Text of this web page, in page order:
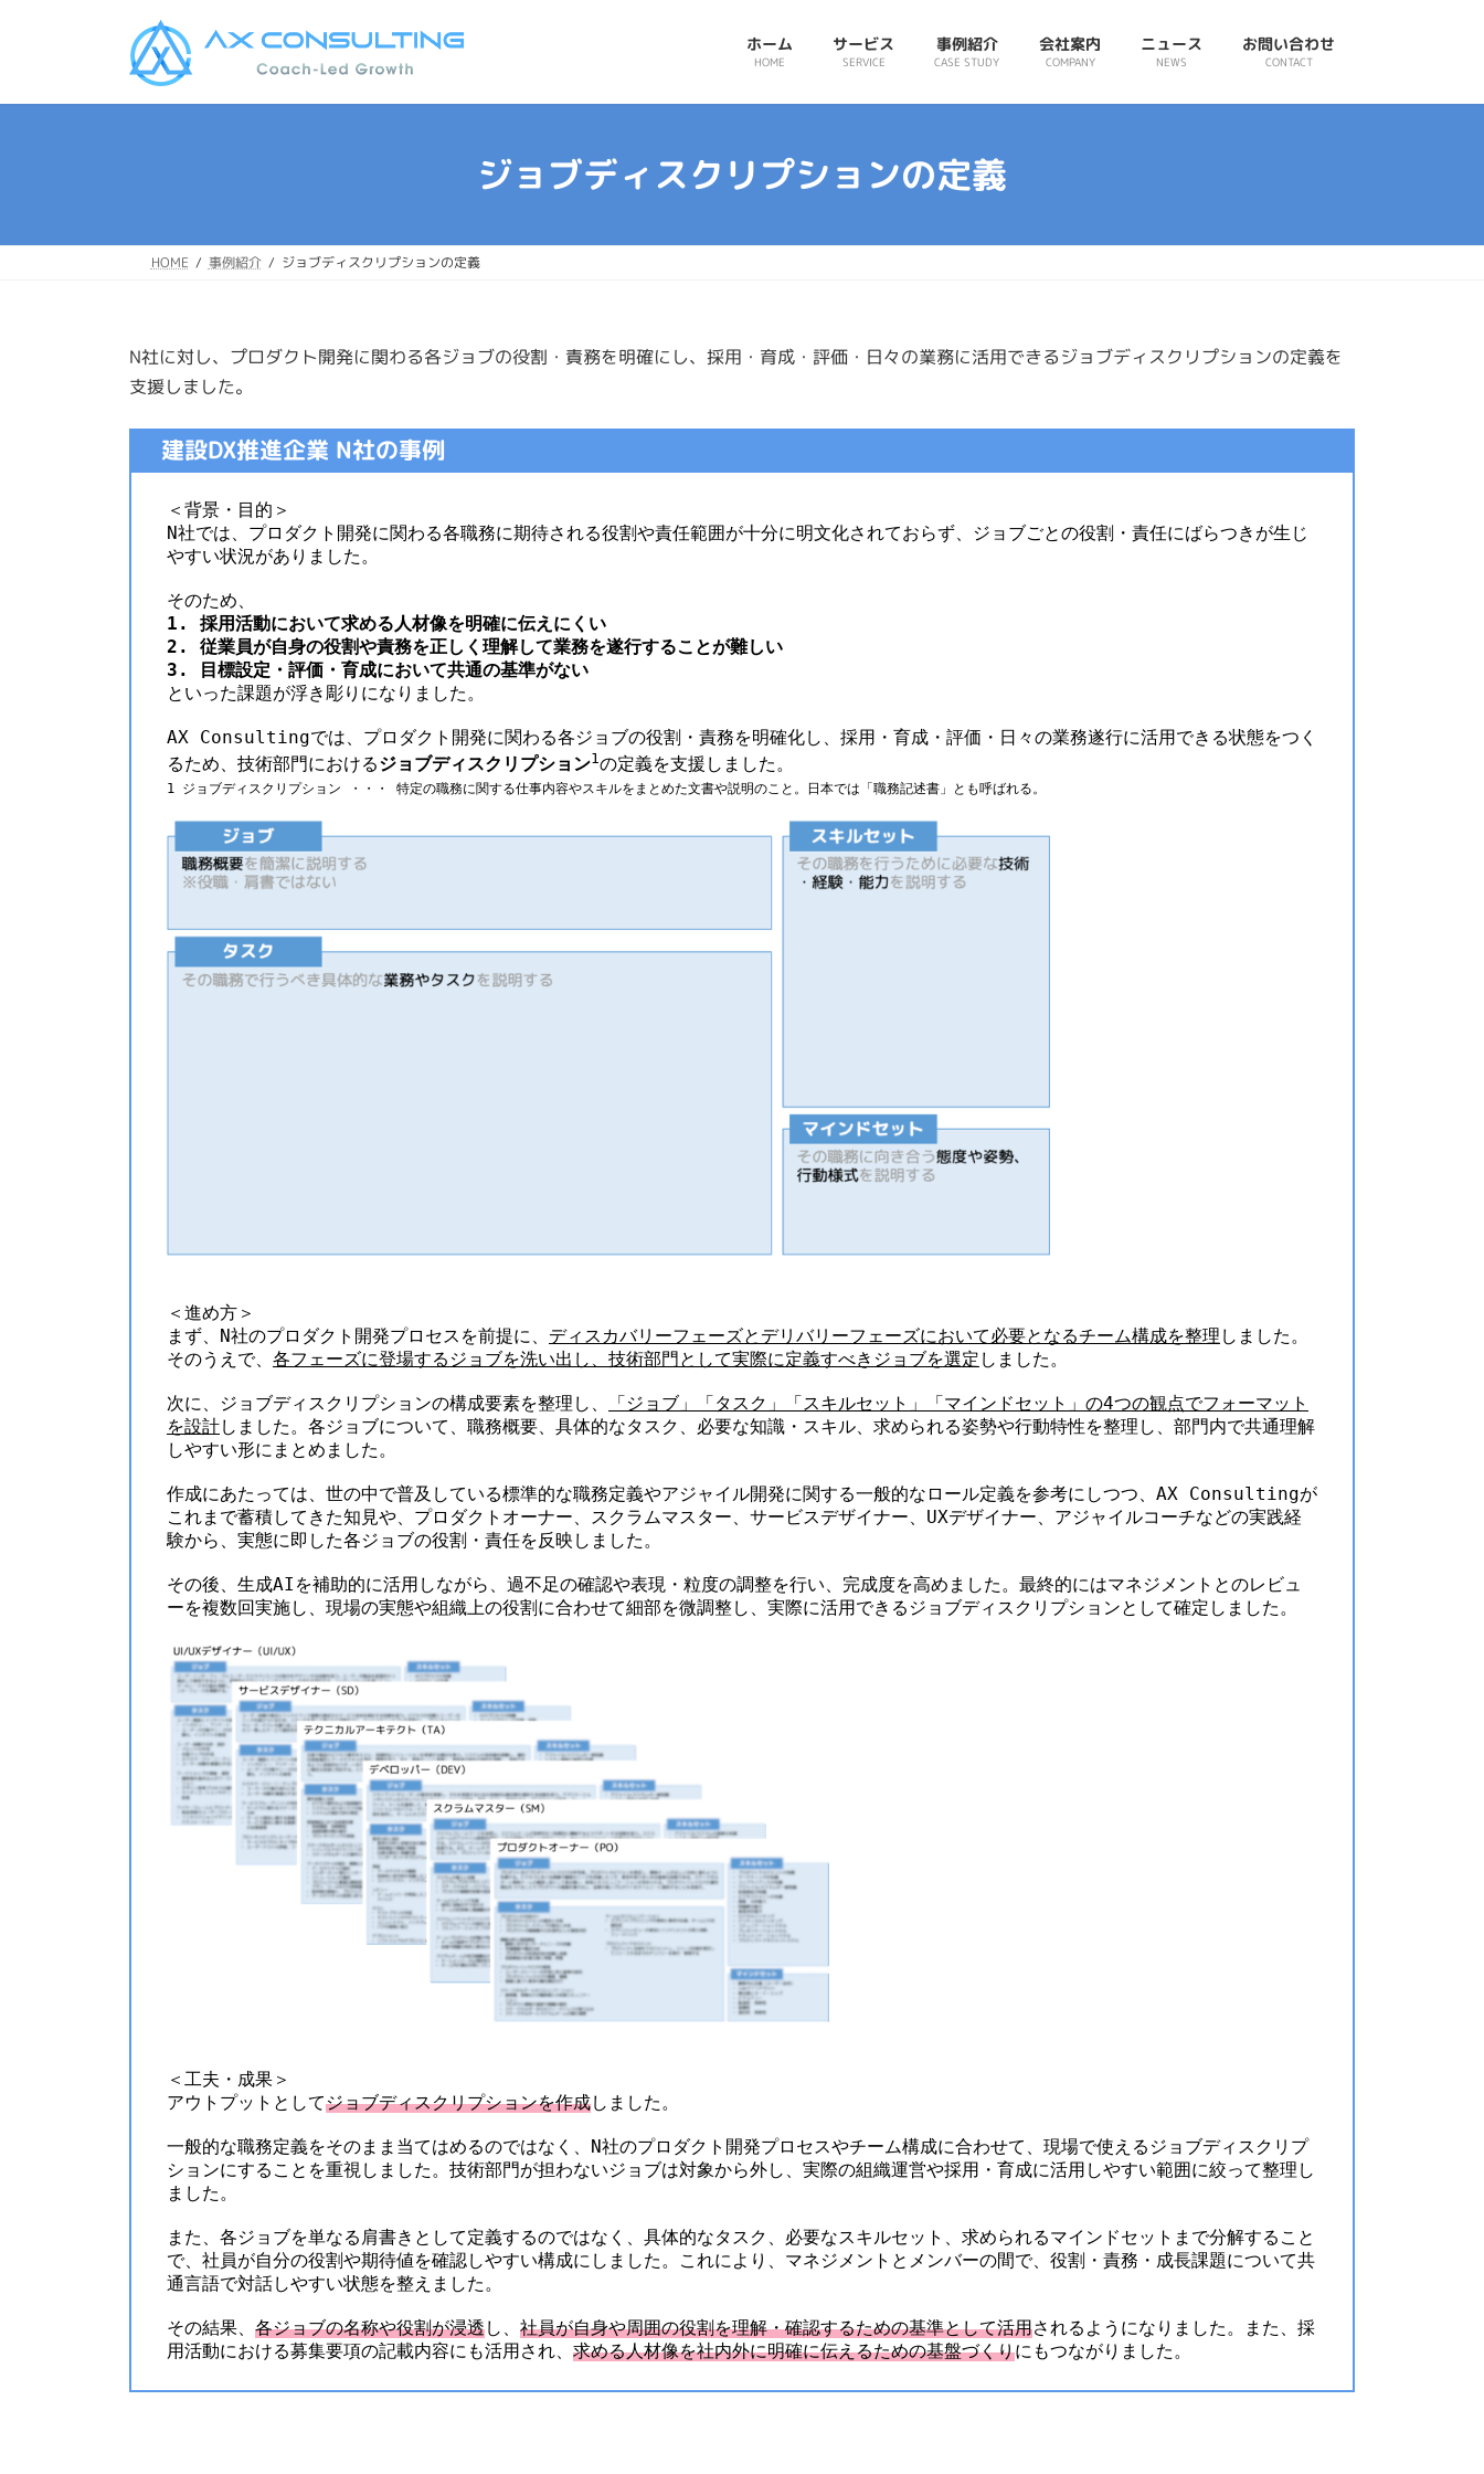
プ
動
ホーム
HOME
サービス
SERVICE
事例紹介
CASE STUDY
会社案内
COMPANY
ニュース
NEWS
お問い合わせ
CONTACT
ジョブディスクリプションの定義
HOME 事例紹介 ジョブディスクリプションの定義
N社に対し、プロダクト開発に関わる各ジョブの役割・責務を明確にし、採用・育成・評価・日々の業務に活用できるジョブディスクリプションの定義を
支援しました。
建設DX推進企業 N社の事例
＜背景・目的＞
N社では、プロダクト開発に関わる各職務に期待される役割や責任範囲が十分に明文化されておらず、ジョブごとの役割・責任にばらつきが生じ
やすい状況がありました。
そのため、
1. 採用活動において求める人材像を明確に伝えにくい
2. 従業員が自身の役割や責務を正しく理解して業務を遂行することが難しい
3. 目標設定・評価・育成において共通の基準がない
といった課題が浮き彫りになりました。
AX Consultingでは、プロダクト開発に関わる各ジョブの役割・責務を明確化し、採用・育成・評価・日々の業務遂行に活用できる状態をつく
るため、技術部門におけるジョブディスクリプション1 の定義を支援しました。
1 ジョブディスクリプション ・・・ 特定の職務に関する仕事内容やスキルをまとめた文書や説明のこと。日本では「職務記述書」とも呼ばれる。
＜進め方＞
まず、N社のプロダクト開発プロセスを前提に、 ディスカバリーフェーズとデリバリーフェーズにおいて必要となるチーム構成を整理 しました。
そのうえで、 各フェーズに登場するジョブを洗い出し、技術部門として実際に定義すべきジョブを選定 しました。
次に、ジョブディスクリプションの構成要素を整理し、
「ジョブ」「タスク」「スキルセット」「マインドセット」の4つの観点でフォーマット
を設計しました。各ジョブについて、職務概要、具体的なタスク、必要な知識・スキル、求められる姿勢や行動特性を整理し、部門内で共通理解
しやすい形にまとめました。
作成にあたっては、世の中で普及している標準的な職務定義やアジャイル開発に関する一般的なロール定義を参考にしつつ、AX Consultingが
これまで蓄積してきた知見や、プロダクトオーナー、スクラムマスター、サービスデザイナー、UXデザイナー、アジャイルコーチなどの実践経
験から、実態に即した各ジョブの役割・責任を反映しました。
その後、生成AIを補助的に活用しながら、過不足の確認や表現・粒度の調整を行い、完成度を高めました。最終的にはマネジメントとのレビュ
ーを複数回実施し、現場の実態や組織上の役割に合わせて細部を微調整し、実際に活用できるジョブディスクリプションとして確定しました。
＜工夫・成果＞
アウトプットとしてジョブディスクリプションを作成しました。
一般的な職務定義をそのまま当てはめるのではなく、N社のプロダクト開発プロセスやチーム構成に合わせて、現場で使えるジョブディスクリプ
ションにすることを重視しました。技術部門が担わないジョブは対象から外し、実際の組織運営や採用・育成に活用しやすい範囲に絞って整理し
ました。
また、各ジョブを単なる肩書きとして定義するのではなく、具体的なタスク、必要なスキルセット、求められるマインドセットまで分解すること
で、社員が自分の役割や期待値を確認しやすい構成にしました。これにより、マネジメントとメンバーの間で、役割・責務・成長課題について共
通言語で対話しやすい状態を整えました。
その結果、 各ジョブの名称や役割が浸透し、 社員が自身や周囲の役割を理解・確認するための基準として活用されるようになりました。また、採
用活動における募集要項の記載内容にも活用され、 求める人材像を社内外に明確に伝えるための基盤づくりにもつながりました。